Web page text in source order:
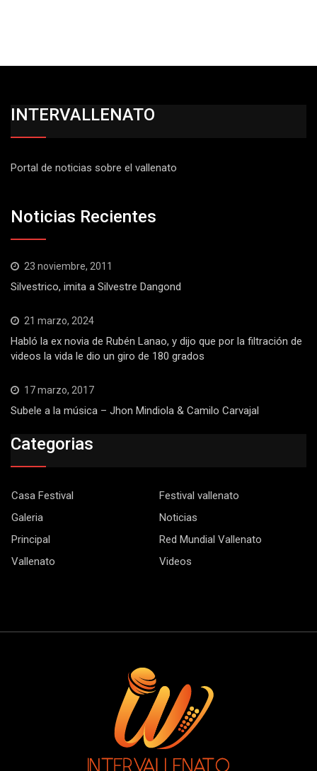
INTERVALLENATO
Portal de noticias sobre el vallenato
Noticias Recientes
23 noviembre, 2011
Silvestrico, imita a Silvestre Dangond
21 marzo, 2024
Habló la ex novia de Rubén Lanao, y dijo que por la filtración de
videos la vida le dio un giro de 180 grados
17 marzo, 2017
Subele a la música – Jhon Mindiola & Camilo Carvajal
Categorias
Casa Festival
Festival vallenato
Galeria
Noticias
Principal
Red Mundial Vallenato
Vallenato
Videos